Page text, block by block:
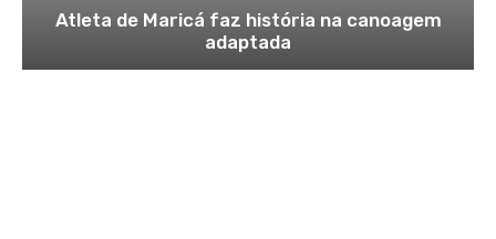
Atleta de Maricá faz história na canoagem
adaptada